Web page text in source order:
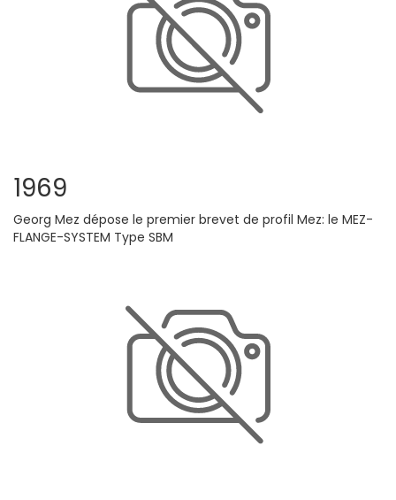
1969
Georg Mez dépose le premier brevet de profil Mez: le MEZ-
FLANGE-SYSTEM Type SBM